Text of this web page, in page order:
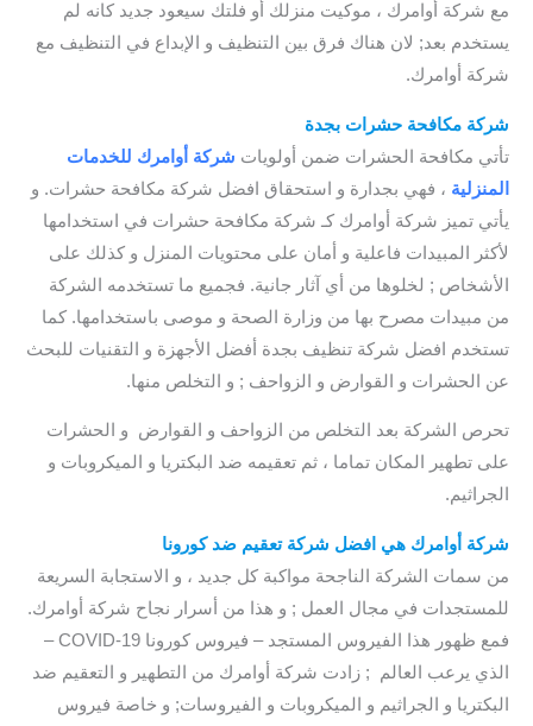
مع شركة أوامرك ، موكيت منزلك أو فلتك سيعود جديد كانه لم
يستخدم بعد; لان هناك فرق بين التنظيف و الإبداع في التنظيف مع
شركة أوامرك.
شركة مكافحة حشرات بجدة
تأتي مكافحة الحشرات ضمن أولويات شركة أوامرك للخدمات
المنزلية ، فهي بجدارة و استحقاق افضل شركة مكافحة حشرات. و
يأتي تميز شركة أوامرك كـ شركة مكافحة حشرات في استخدامها
لأكثر المبيدات فاعلية و أمان على محتويات المنزل و كذلك على
الأشخاص ; لخلوها من أي آثار جانية. فجميع ما تستخدمه الشركة
من مبيدات مصرح بها من وزارة الصحة و موصى باستخدامها. كما
تستخدم افضل شركة تنظيف بجدة أفضل الأجهزة و التقنيات للبحث
عن الحشرات و القوارض و الزواحف ; و التخلص منها.
تحرص الشركة بعد التخلص من الزواحف و القوارض و الحشرات
على تطهير المكان تماما ، ثم تعقيمه ضد البكتريا و الميكروبات و
الجراثيم.
شركة أوامرك هي افضل شركة تعقيم ضد كورونا
من سمات الشركة الناجحة مواكبة كل جديد ، و الاستجابة السريعة
للمستجدات في مجال العمل ; و هذا من أسرار نجاح شركة أوامرك.
فمع ظهور هذا الفيروس المستجد – فيروس كورونا COVID-19 –
الذي يرعب العالم ; زادت شركة أوامرك من التطهير و التعقيم ضد
البكتريا و الجراثيم و الميكروبات و الفيروسات; و خاصة فيروس